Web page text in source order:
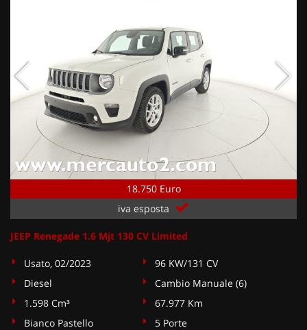
18.750 Euro
iva esposta
JEEP Renegade 1.6 Mjt 130 CV Limited
Usato, 02/2023
96 KW/131 CV
Diesel
Cambio Manuale (6)
1.598 Cm³
67.977 Km
Bianco Pastello
5 Porte